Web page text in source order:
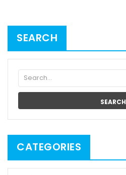
SEARCH
SEARCH
CATEGORIES